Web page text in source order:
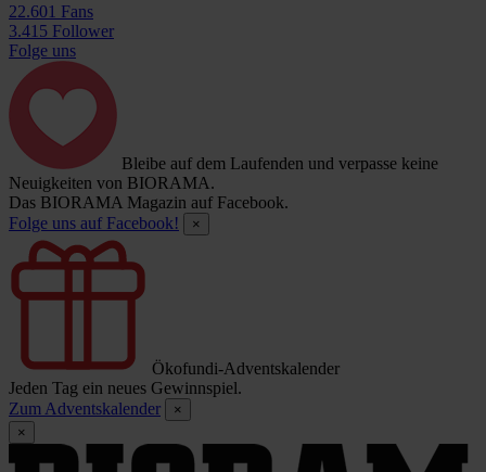
22.601 Fans
3.415 Follower
Folge uns
Bleibe auf dem Laufenden und verpasse keine
Neuigkeiten von BIORAMA.
Das BIORAMA Magazin auf Facebook.
Folge uns auf Facebook!
×
Ökofundi-Adventskalender
Jeden Tag ein neues Gewinnspiel.
Zum Adventskalender
×
×